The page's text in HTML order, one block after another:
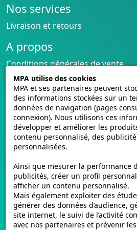
plaques d'immatriculation
personnalisées. Bien plus qu'un
l'identité visuelle de votre
permet aux autorités et aux
qui reflète votre style tout en
avec les règles routières en
choix entre les plaques
autorités et les plaques
offrent la possibilité d'ajouter
personnelle. Les plaques
combinaisons de caractères.
Formats Adaptés à
Nos services
Livraison et retours
A propos
Conditions générales de vente
CGU cagnotte
Politique de cookies
Homologation des plaques
Vidéos de pose
Contactez-nous
Avis clients
www.e-mmat.fr
440 Rue de la Pièce Léger
21160 Marsannay-la-Côte,
Email :support@e-mmat.fr
MPA utilise des cookies
MPA et ses partenaires peuvent
des informations stockées sur un
données de navigation (pages
connexion). Nous utilisons ces
développer et améliorer les
contenu personnalisé, des
personnalisées.
Ainsi que mesurer la performance
publicités, créer un profil
afficher un contenu personnalisé.
Mais également exploiter des
générer des données d’audience,
site internet, le suivi de l’activité
avec nos partenaires et prévenir